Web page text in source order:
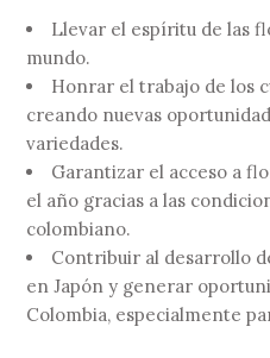
Llevar el espíritu de las
mundo.
Honrar el trabajo de los
creando nuevas
variedades.
Garantizar el acceso a
el año gracias a las
colombiano.
Contribuir al desarrollo
en Japón y generar
Colombia, especialmente